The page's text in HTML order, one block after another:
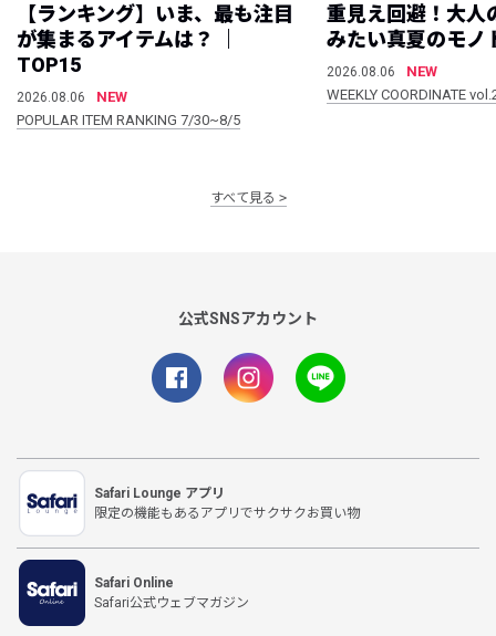
【ランキング】いま、最も注目
が集まるアイテムは？ ｜
TOP15
2026.08.06
NEW
POPULAR ITEM RANKING 7/30~8/5
重見え回避！大人
みたい真夏のモノ
2026.08.06
NEW
WEEKLY COORDINATE
すべて見る
公式SNSアカウント
Safari Lounge アプリ
限定の機能もあるアプリでサクサクお買い物
Safari Online
Safari公式ウェブマガジン